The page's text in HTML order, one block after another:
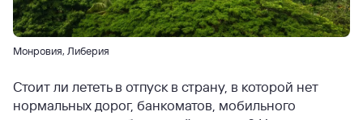
Монровия, Либерия
Стоит ли лететь в отпуск в страну, в которой нет
нормальных дорог, банкоматов, мобильного